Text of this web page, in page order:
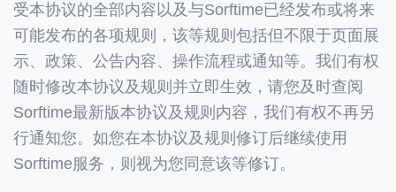
受本协议的全部内容以及与Sorftime已经发布或将来
可能发布的各项规则，该等规则包括但不限于页面展
示、政策、公告内容、操作流程或通知等。我们有权
随时修改本协议及规则并立即生效，请您及时查阅
Sorftime最新版本协议及规则内容，我们有权不再另
行通知您。如您在本协议及规则修订后继续使用
Sorftime服务，则视为您同意该等修订。